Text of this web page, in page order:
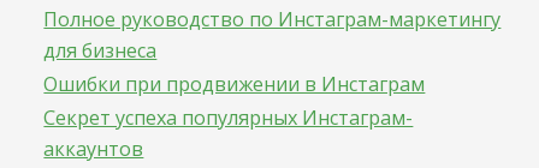
Полное руководство по Инстаграм-маркетингу
для бизнеса
Ошибки при продвижении в Инстаграм
Секрет успеха популярных Инстаграм-
аккаунтов